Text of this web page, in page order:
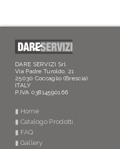
DARE SERVIZI Srl
Via Padre Turoldo, 21
25030 Coccaglio (Brescia)
ITALY
P.IVA 03814590166
▮ Home
▮ Catalogo Prodotti
▮ FAQ
▮ Gallery